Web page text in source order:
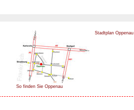
So finden Sie Oppenau
Stadtplan Oppenau